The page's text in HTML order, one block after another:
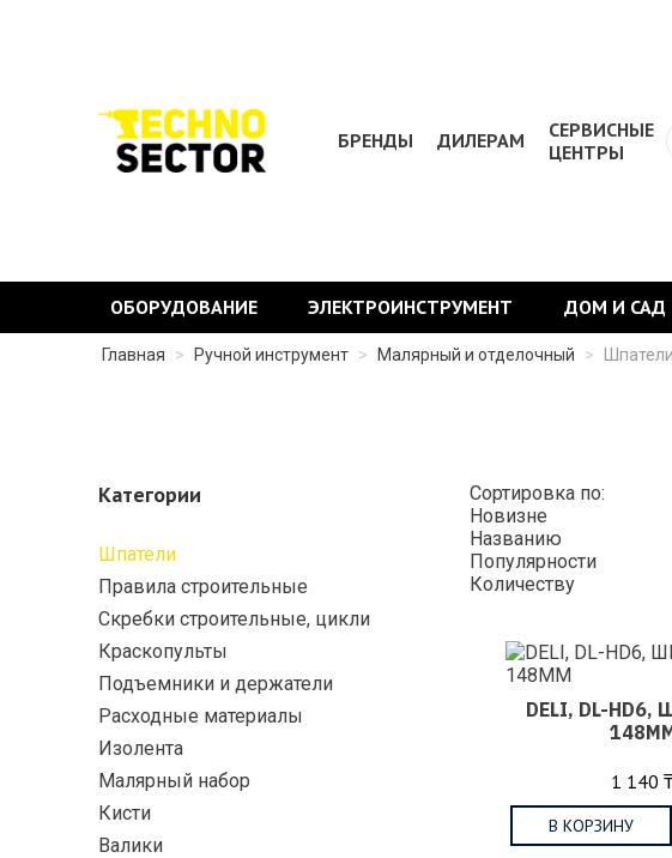
БРЕНДЫ ДИЛЕРАМ
СЕРВИСНЫЕ
ЦЕНТРЫ
ОБОРУДОВАНИЕ ЭЛЕКТРОИНСТРУМЕНТ ДОМ И САД
Главная > Ручной инструмент > Малярный и отделочный > Шпатели
Категории
Шпатели
Правила строительные
Скребки строительные, цикли
Краскопульты
Подъемники и держатели
Расходные материалы
Изолента
Малярный набор
Кисти
Валики
Сортировка по:
Новизне
Названию
Популярности
Количеству
DELI, DL-HD6,
1 140
В КОРЗИНУ